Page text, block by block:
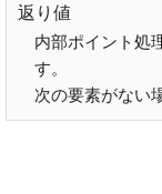
内部ポイント処
す。
次の要素がない